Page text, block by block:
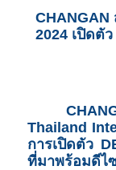
2024 เปิดตั
Thailand
การเปิดตัว
ที่มาพร้อมดีไ